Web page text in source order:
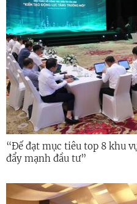
“Để đạt mục tiêu top 8 khu
đẩy mạnh đầu tư”